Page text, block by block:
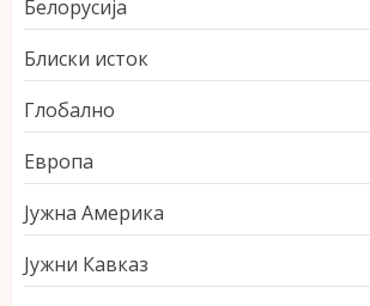
Белорусија
Блиски исток
Глобално
Европа
Јужна Америка
Јужни Кавказ